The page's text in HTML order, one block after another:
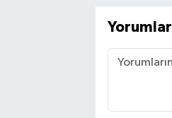
Yorumlar